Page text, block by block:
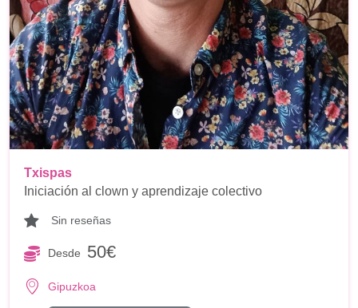
Txispas
Iniciación al clown y aprendizaje colectivo
Sin reseñas
Desde 50€
Gipuzkoa